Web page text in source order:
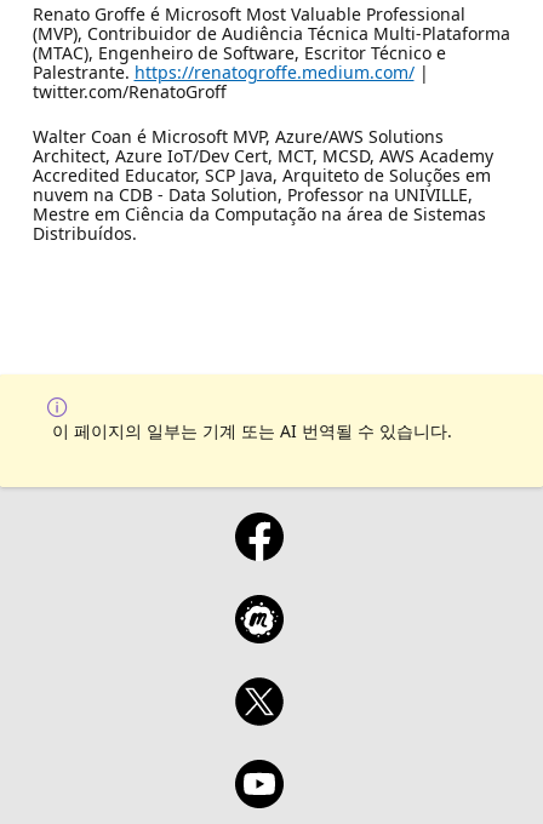
Renato Groffe é Microsoft Most Valuable Professional
(MVP), Contribuidor de Audiência Técnica Multi-Plataforma
(MTAC), Engenheiro de Software, Escritor Técnico e
Palestrante. https://renatogroffe.medium.com/|
twitter.com/RenatoGroff
Walter Coan é Microsoft MVP, Azure/AWS Solutions
Architect, Azure IoT/Dev Cert, MCT, MCSD, AWS Academy
Accredited Educator, SCP Java, Arquiteto de Soluções em
nuvem na CDB - Data Solution, Professor na UNIVILLE,
Mestre em Ciência da Computação na área de Sistemas
Distribuídos.
이 페이지의 일부는 기계 또는 AI 번역될 수 있습니다.